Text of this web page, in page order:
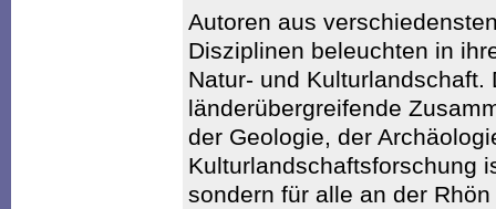
Autoren aus
Disziplinen beleuchten in
Natur- und Kulturlandschaft.
länderübergreifende
der Geologie, der
Kulturlandschaftsforschung
sondern für alle an der